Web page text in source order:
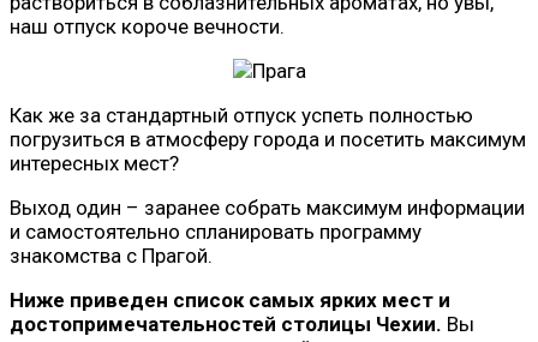
наш отпуск короче вечности.
Как же за стандартный отпуск успеть полностью
погрузиться в атмосферу города и посетить максимум
интересных мест?
Выход один – заранее собрать максимум информации
и самостоятельно спланировать программу
знакомства с Прагой.
Ниже приведен список самых ярких мест и
достопримечательностей столицы Чехии. Вы